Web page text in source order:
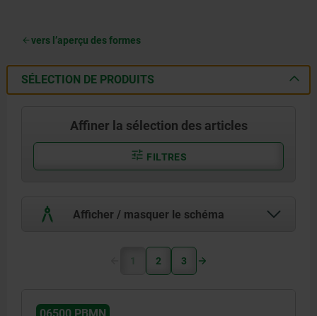
vers l’aperçu des formes
SÉLECTION DE PRODUITS
Affiner la sélection des articles
FILTRES
Afficher / masquer le schéma
1 2 3
06500 PBMN